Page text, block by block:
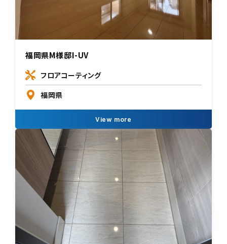
福岡県M様邸I-UV
フロアコーティング
福岡県
View more